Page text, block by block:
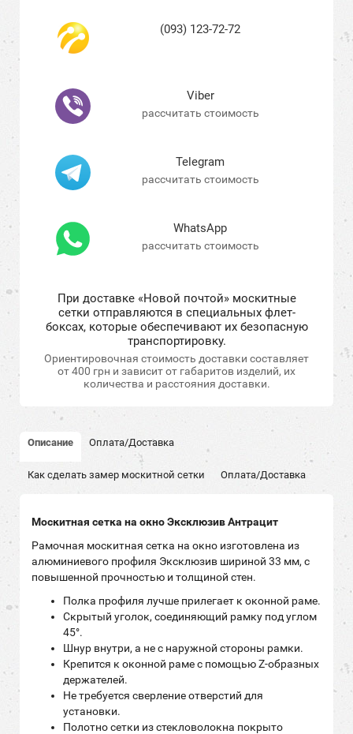
(093) 123-72-72
Viber
рассчитать стоимость
Telegram
рассчитать стоимость
WhatsApp
рассчитать стоимость
При доставке «Новой почтой» москитные
сетки отправляются в специальных флет-
боксах, которые обеспечивают их безопасную
транспортировку.
Ориентировочная стоимость доставки составляет
от 400 грн и зависит от габаритов изделий, их
количества и расстояния доставки.
Описание Оплата/Доставка
Как сделать замер москитной сетки Оплата/Доставка
Москитная сетка на окно Эксклюзив Антрацит
Рамочная москитная сетка на окно изготовлена из
алюминиевого профиля Эксклюзив шириной 33 мм, с
повышенной прочностью и толщиной стен.
Полка профиля лучше прилегает к оконной раме.
Скрытый уголок, соединяющий рамку под углом
45°.
Шнур внутри, а не с наружной стороны рамки.
Крепится к оконной раме с помощью Z-образных
держателей.
Не требуется сверление отверстий для
установки.
Полотно сетки из стекловолокна покрыто